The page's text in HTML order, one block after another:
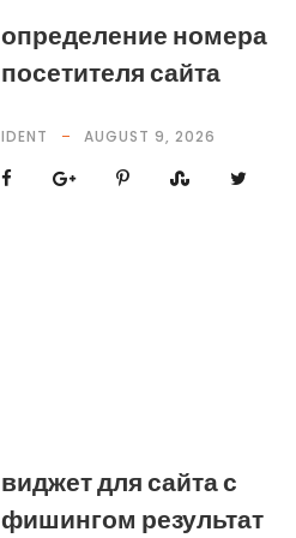
определение номера
посетителя сайта
IDENT AUGUST 9, 2026
виджет для сайта с
фишингом результат